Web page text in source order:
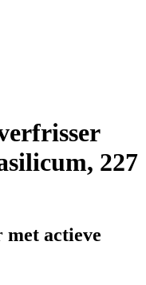
227
actieve